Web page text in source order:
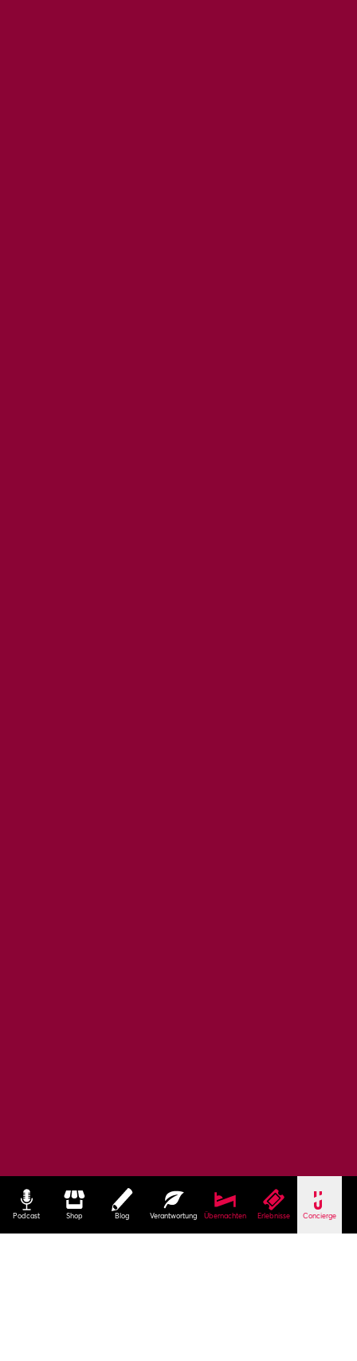
Podcast Shop Blog Verantwortung Übernachten Erlebnisse Concierge